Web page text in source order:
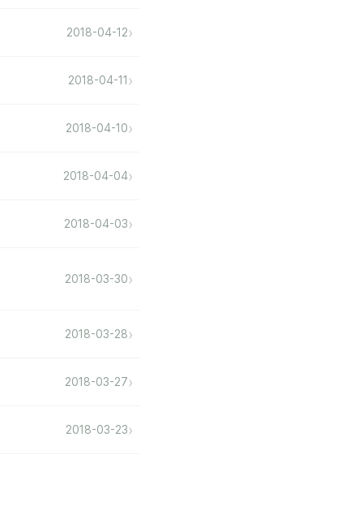
2018-04-12›
2018-04-11 ›
2018-04-10›
2018-04-04›
2018-04-03›
2018-03-30›
2018-03-28›
2018-03-27›
2018-03-23›